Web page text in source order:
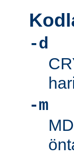
-d
-m